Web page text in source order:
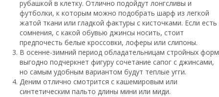
рубашкой в клетку. Отлично подойдут лонгсливы и
футболки, к которым можно подобрать шарф из легкой
жатой ткани или гладкой фактуры с кисточками. Если есть
сомнения, с какой обувью джинсы носить, стоит
предпочесть белые кроссовки, лоферы или слипоны.
В осенне-зимний период обладательницам стройных форм
выгодно подчеркнет фигуру сочетание сапог с джинсами,
но самым удобным вариантом будут теплые угги.
Деним отлично смотрится с кашемировым или
синтетическим пальто длины мини или миди.